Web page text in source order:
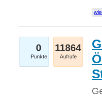
0
Punkte
11864
Aufrufe